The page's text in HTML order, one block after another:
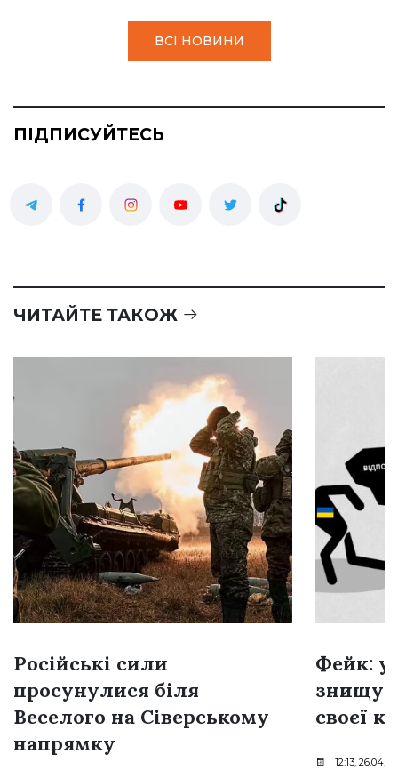
ВСІ НОВИНИ
ПІДПИСУЙТЕСЬ
ЧИТАЙТЕ ТАКОЖ
Російські сили
просунулися біля
Веселого на Сіверському
напрямку
Фейк:
своєї
12:13,